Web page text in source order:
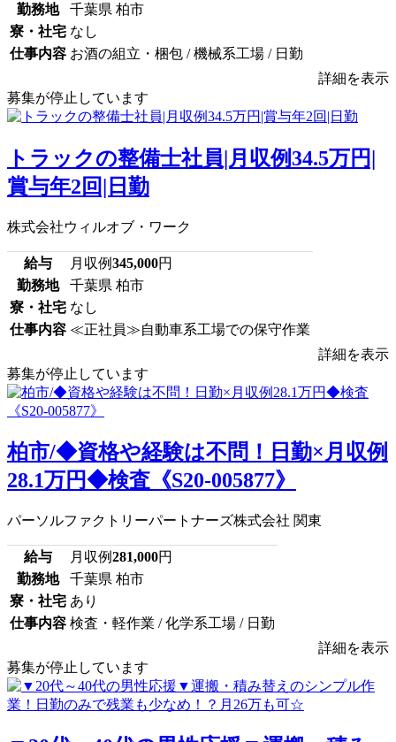
勤務地
千葉県 柏市
寮・社宅 なし
仕事内容 お酒の組立・梱包 / 機械系工場 / 日勤
詳細を表示
募集が停止しています
トラックの整備士社員|月収例34.5万円|
賞与年2回|日勤
株式会社ウィルオブ・ワーク
給与 月収例345,000円
勤務地
千葉県 柏市
寮・社宅 なし
仕事内容 ≪正社員≫自動車系工場での保守作業
詳細を表示
募集が停止しています
柏市/◆資格や経験は不問！日勤×月収例
28.1万円◆検査《S20-005877》
パーソルファクトリーパートナーズ株式会社 関東
給与 月収例281,000円
勤務地
千葉県 柏市
寮・社宅 あり
仕事内容 検査・軽作業 / 化学系工場 / 日勤
詳細を表示
募集が停止しています